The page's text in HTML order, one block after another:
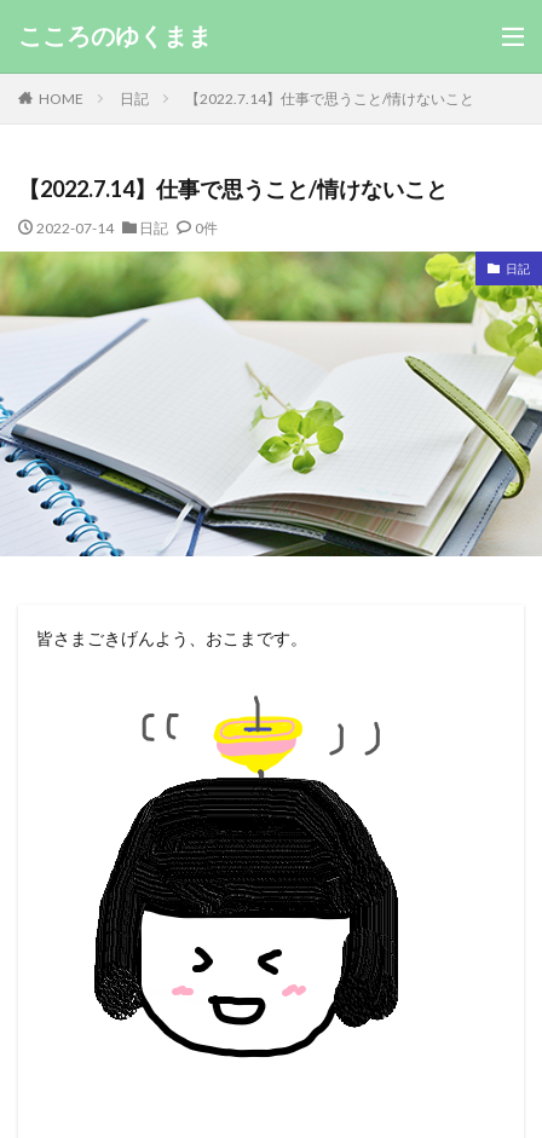
こころのゆくまま
HOME 日記 【2022.7.14】仕事で思うこと/情けないこと
【2022.7.14】仕事で思うこと/情けないこと
2022-07-14 日記 0件
日記
皆さまごきげんよう、おこまです。